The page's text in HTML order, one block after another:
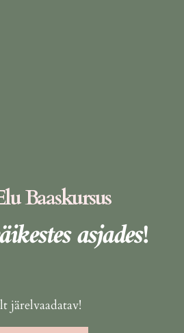
Baaskursus
asjades!
järelvaadatav!